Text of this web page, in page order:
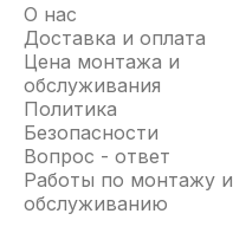
О нас
Доставка и оплата
Цена монтажа и
обслуживания
Политика
Безопасности
Вопрос - ответ
Работы по монтажу и
обслуживанию